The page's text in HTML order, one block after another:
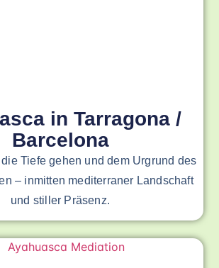
in Tarragona /
Barcelona
Tiefe gehen und dem Urgrund des
– inmitten mediterraner Landschaft
und stiller Präsenz.